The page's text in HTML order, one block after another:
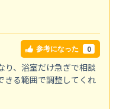
参考になった 0
り、浴室だけ急ぎで相談
きる範囲で調整してくれ